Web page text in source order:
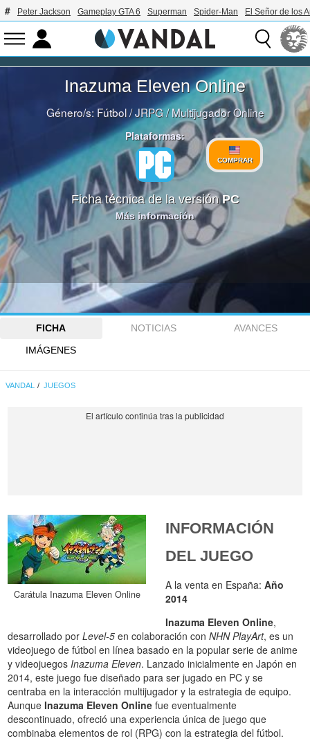
Peter Jackson Gameplay GTA 6 Superman Spider-Man El Señor de los
Inazuma Eleven Online
Género/s: Fútbol/JRPG/Multijugador Online
Plataformas:
COMPRAR
Ficha técnica de la versiónPC
Más información
FICHA NOTICIAS
AVANCES
IMÁGENES
VANDAL JUEGOS
Carátula Inazuma Eleven Online
INFORMACIÓN
DEL JUEGO
A la venta en España:Año
2014
Inazuma Eleven Online,
desarrollado porLevel-5 en colaboración conNHN PlayArt, es un
videojuego de fútbol en línea basado en la popular serie de anime
y videojuegosInazuma Eleven. Lanzado inicialmente en Japón en
2014, este juego fue diseñado para ser jugado en PC y se
centraba en la interacción multijugador y la estrategia de equipo.
AunqueInazuma Eleven Online fue eventualmente
descontinuado, ofreció una experiencia única de juego que
combinaba elementos de rol (RPG) con la estrategia del fútbol.